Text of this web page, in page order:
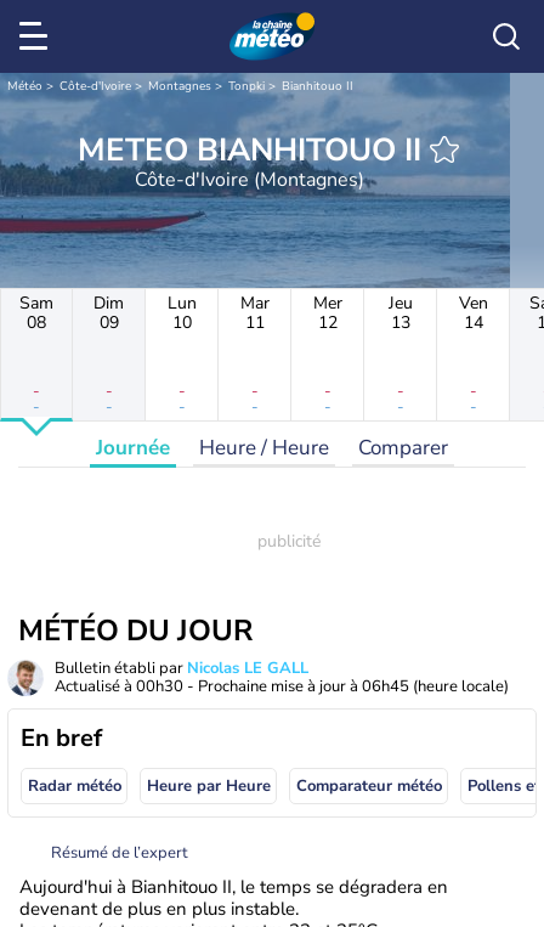
Météo Côte-d'Ivoire Montagnes Tonpki Bianhitouo II
METEO BIANHITOUO II
Côte-d'Ivoire (Montagnes)
Sam
08
-
-
Dim
09
-
-
Lun
10
-
-
Mar
11
-
-
Mer
12
-
-
Jeu
13
-
-
Ven
14
-
-
Journée Heure / Heure Comparer
MÉTÉO DU JOUR
Bulletin établi par Nicolas LE GALL
Actualisé à 00h30 - Prochaine mise à jour à 06h45 (heure locale)
En bref
Radar météo Heure par Heure Comparateur météo Pollens
Résumé de l’expert
Aujourd'hui à Bianhitouo II, le temps se dégradera en
devenant de plus en plus instable.